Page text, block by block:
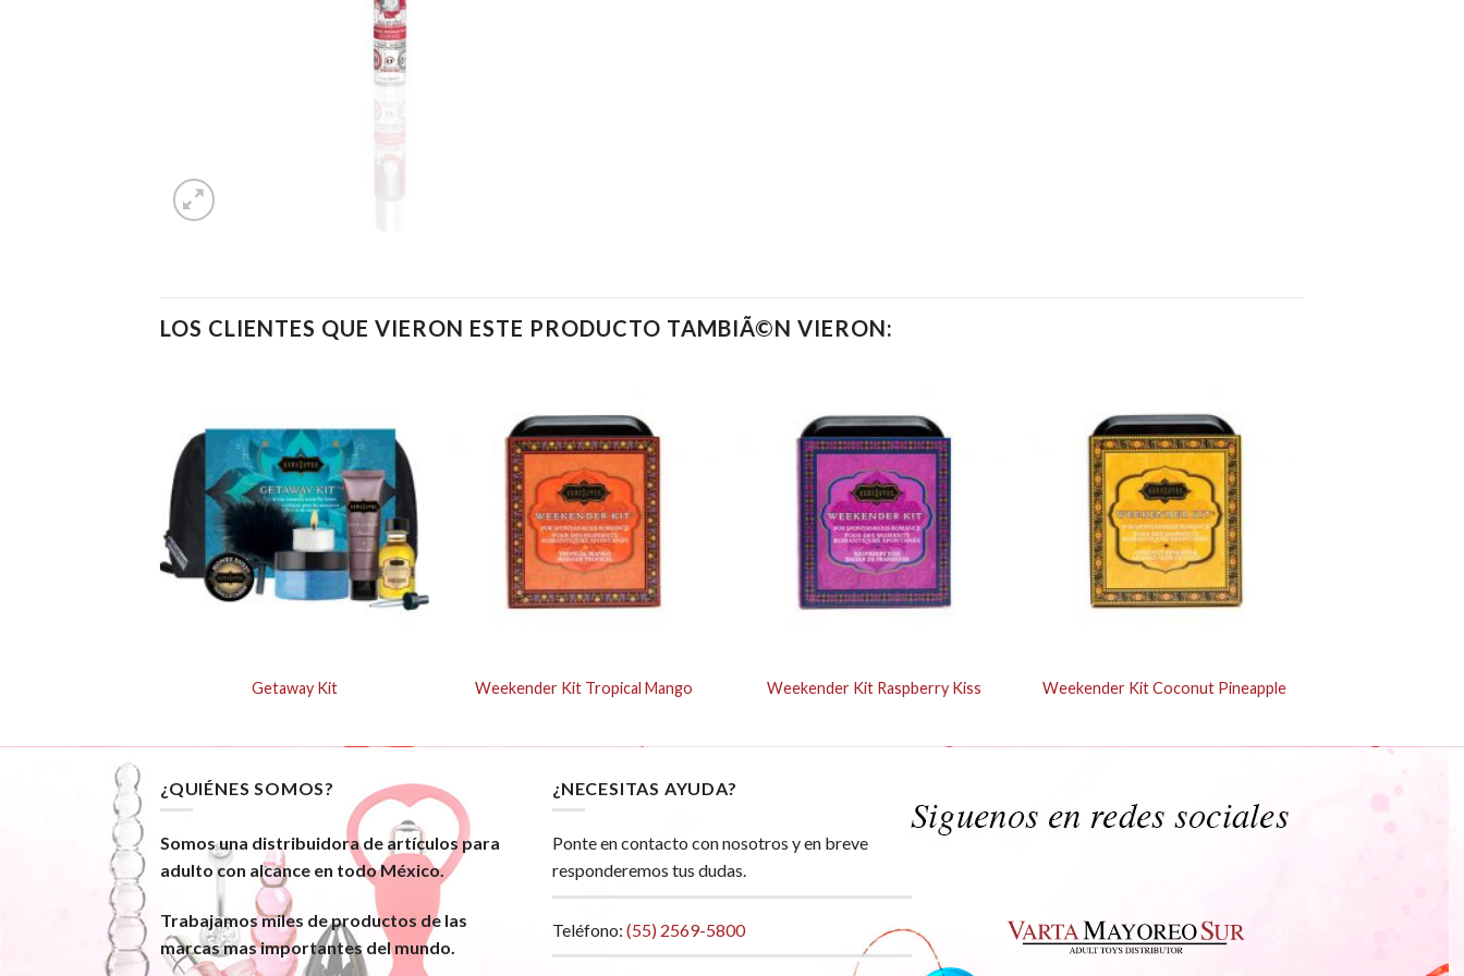
LOS CLIENTES QUE VIERON ESTE PRODUCTO TAMBIÃ©N VIERON:
Getaway Kit Weekender Kit Tropical Mango Weekender Kit Raspberry Kiss Weekender Kit Coconut Pineapple
¿QUIÉNES SOMOS?
Somos una distribuidora de artículos para
adulto con alcance en todo México.
Trabajamos miles de productos de las
marcas mas importantes del mundo.
¿NECESITAS AYUDA?
Ponte en contacto con nosotros y en breve
responderemos tus dudas.
Teléfono: (55) 2569-5800